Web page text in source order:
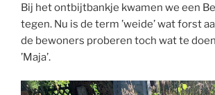
Bij het ontbijtbankje kwamen we een
tegen. Nu is de term ’weide’ wat forst
de bewoners proberen toch wat te
’Maja’.